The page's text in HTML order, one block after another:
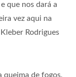
que nos dará a
vez aqui na
Rodrigues
queima de fogos,